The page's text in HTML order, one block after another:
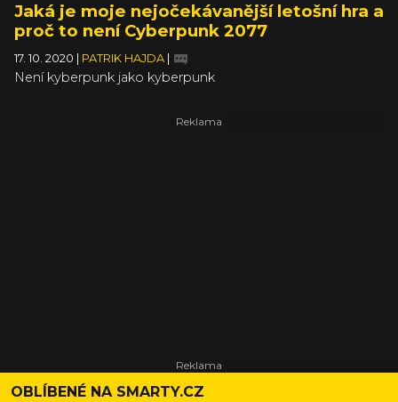
Jaká je moje nejočekávanější letošní hra a
proč to není Cyberpunk 2077
17. 10. 2020 PATRIK HAJDA
Není kyberpunk jako kyberpunk
OBLÍBENÉ NA SMARTY.CZ